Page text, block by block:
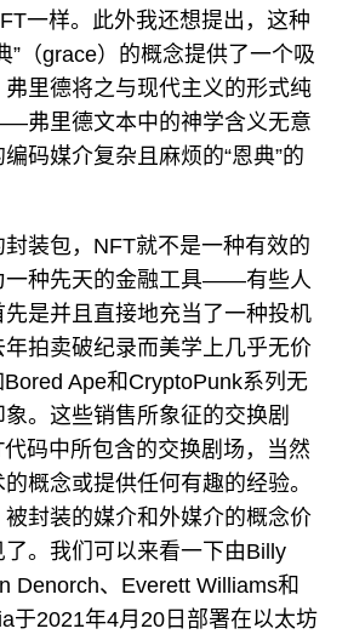
一样。此外我还想提出，这种
”（grace）的概念提供了一个吸
里德将之与现代主义的形式纯
弗里德文本中的神学含义无意
码媒介复杂且麻烦的“恩典”的
装包，NFT就不是一种有效的
一种先天的金融工具——有些人
是并且直接地充当了一种投机
拍卖破纪录而美学上几乎无价
Ape和CryptoPunk系列无
。这些销售所象征的交换剧
码中所包含的交换剧场，当然
概念或提供任何有趣的经验。
封装的媒介和外媒介的概念价
。我们可以来看一下由Billy
Denorch、Everett Williams和
于2021年4月20日部署在以太坊